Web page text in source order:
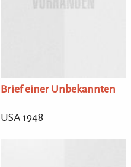
Brief einer Unbekannten
USA 1948